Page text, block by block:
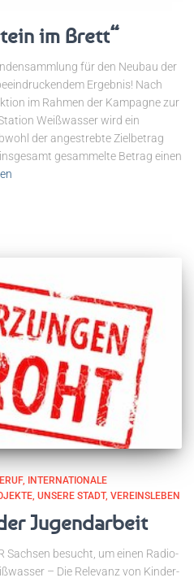
im Brett“
für den Neubau der
Ergebnis! Nach
im Rahmen der Kampagne zur
Weißwasser wird ein
der angestrebte Zielbetrag
gesammelte Betrag einen
INTERNATIONALE
UNSERE STADT VEREINSLEBEN
Jugendarbeit
Sachsen besucht, um einen Radio-
– Die Relevanz von Kinder-